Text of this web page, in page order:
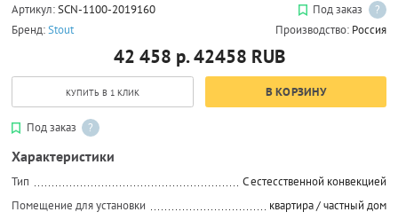
Артикул:SCN-1100-2019160 Под заказ
?
Бренд:Stout Производство: Россия
42 458 р. 42458 RUB
КУПИТЬ В 1 КЛИК В КОРЗИНУ
Под заказ ?
Характеристики
Тип
C естесственной конвекцией
Помещение для установки
квартира / частный дом